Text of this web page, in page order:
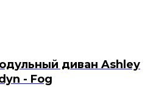
диван Ashley
- Fog